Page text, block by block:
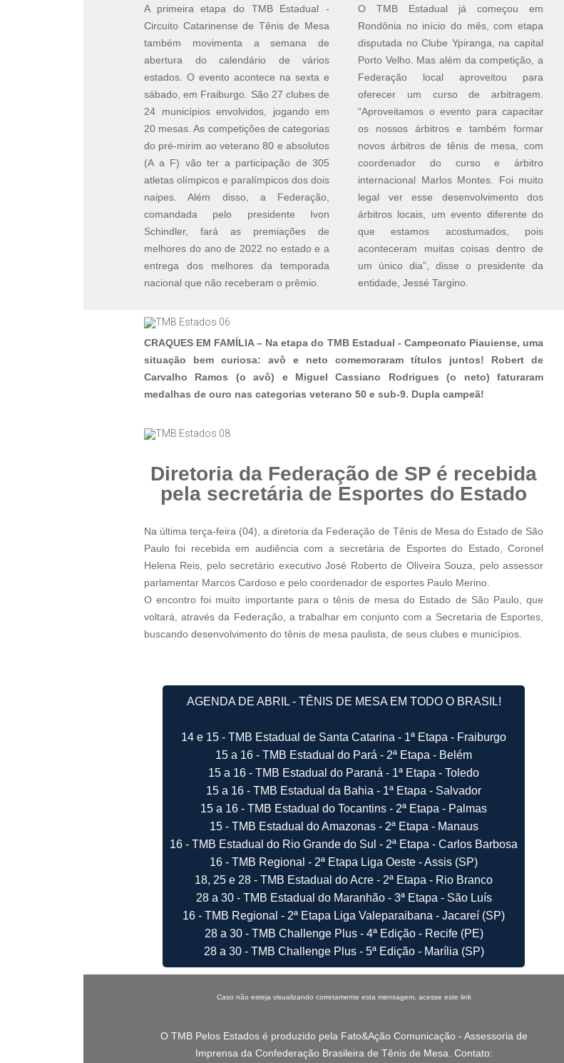
A primeira etapa do TMB Estadual -
Circuito Catarinense de Tênis de Mesa
também movimenta a semana de
abertura do calendário de vários
estados. O evento acontece na sexta e
sábado, em Fraiburgo. São 27 clubes de
24 municípios envolvidos, jogando em
20 mesas. As competições de categorias
do pré-mirim ao veterano 80 e absolutos
(A a F) vão ter a participação de 305
atletas olímpicos e paralímpicos dos dois
naipes. Além disso, a Federação,
comandada pelo presidente Ivon
Schindler, fará as premiações de
melhores do ano de 2022 no estado e a
entrega dos melhores da temporada
nacional que não receberam o prêmio.
O TMB Estadual já começou em
Rondônia no início do mês, com etapa
disputada no Clube Ypiranga, na capital
Porto Velho. Mas além da competição, a
Federação local aproveitou para
oferecer um curso de arbitragem.
“Aproveitamos o evento para capacitar
os nossos árbitros e também formar
novos árbitros de tênis de mesa, com
coordenador do curso e árbitro
internacional Marlos Montes. Foi muito
legal ver esse desenvolvimento dos
árbitros locais, um evento diferente do
que estamos acostumados, pois
aconteceram muitas coisas dentro de
um único dia”, disse o presidente da
entidade, Jessé Targino.
CRAQUES EM FAMÍLIA – Na etapa do TMB Estadual - Campeonato Piauiense, uma
situação bem curiosa: avô e neto comemoraram títulos juntos! Robert de
Carvalho Ramos (o avô) e Miguel Cassiano Rodrigues (o neto) faturaram
medalhas de ouro nas categorias veterano 50 e sub-9. Dupla campeã!
Diretoria da Federação de SP é recebida
pela secretária de Esportes do Estado
Na última terça-feira (04), a diretoria da Federação de Tênis de Mesa do Estado de São
Paulo foi recebida em audiência com a secretária de Esportes do Estado, Coronel
Helena Reis, pelo secretário executivo José Roberto de Oliveira Souza, pelo assessor
parlamentar Marcos Cardoso e pelo coordenador de esportes Paulo Merino.
O encontro foi muito importante para o tênis de mesa do Estado de São Paulo, que
voltará, através da Federação, a trabalhar em conjunto com a Secretaria de Esportes,
buscando desenvolvimento do tênis de mesa paulista, de seus clubes e municípios.
AGENDA DE ABRIL - TÊNIS DE MESA EM TODO O BRASIL!
14 e 15 - TMB Estadual de Santa Catarina - 1ª Etapa - Fraiburgo
15 a 16 - TMB Estadual do Pará - 2ª Etapa - Belém
15 a 16 - TMB Estadual do Paraná - 1ª Etapa - Toledo
15 a 16 - TMB Estadual da Bahia - 1ª Etapa - Salvador
15 a 16 - TMB Estadual do Tocantins - 2ª Etapa - Palmas
15 - TMB Estadual do Amazonas - 2ª Etapa - Manaus
16 - TMB Estadual do Rio Grande do Sul - 2ª Etapa - Carlos Barbosa
16 - TMB Regional - 2ª Etapa Liga Oeste - Assis (SP)
18, 25 e 28 - TMB Estadual do Acre - 2ª Etapa - Rio Branco
28 a 30 - TMB Estadual do Maranhão - 3ª Etapa - São Luís
16 - TMB Regional - 2ª Etapa Liga Valeparaibana - Jacareí (SP)
28 a 30 - TMB Challenge Plus - 4ª Edição - Recife (PE)
28 a 30 - TMB Challenge Plus - 5ª Edição - Marília (SP)
Caso não esteja visualizando corretamente esta mensagem, acesse este link
O TMB Pelos Estados é produzido pela Fato&Ação Comunicação - Assessoria de
Imprensa da Confederação Brasileira de Tênis de Mesa. Contato: